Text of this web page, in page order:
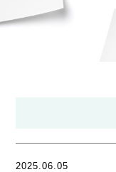
2025.06.05